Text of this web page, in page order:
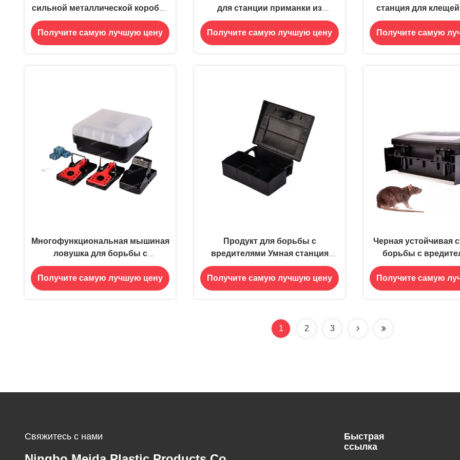
сильной металлической коробки
приманки для контроля
грызунов
Получите самую лучшую цену
для станции приманки из
пластика ПП для долговечного
решения по борьбе с
вредителями грызунов
Получите самую лучшую цену
станция для клещей
для домашних
мышей
800г
Получите самую
Многофункциональная мышиная
ловушка для борьбы с
вредителями
Получите самую лучшую цену
Продукт для борьбы с
вредителями Умная станция
приманки для грызунов Туннель
для мышей и тараканов 5
Способность
Получите самую лучшую цену
Черная устойчивая
борьбы с
мышей грызунов
ловушкой
Получите самую
1 2 3
Свяжитесь с нами
Быстрая
ссылка